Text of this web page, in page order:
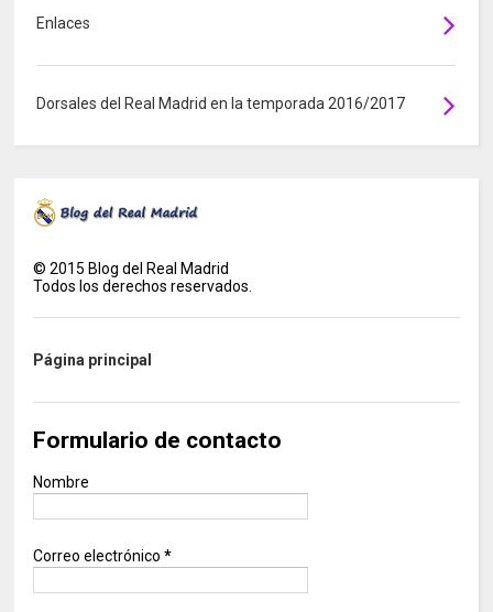
Enlaces
Dorsales del Real Madrid en la temporada 2016/2017
©2015 Blog del Real Madrid
Todos los derechos reservados.
Página principal
Formulario de contacto
Nombre
Correo electrónico*